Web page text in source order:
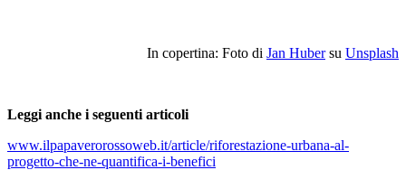
In copertina: Foto di Jan Hubersu Unsplash
Leggi anche i seguenti articoli
www.ilpapaverorossoweb.it/article/riforestazione-urbana-al-
progetto-che-ne-quantifica-i-benefici